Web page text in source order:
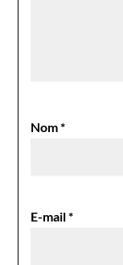
Nom*
E-mail*